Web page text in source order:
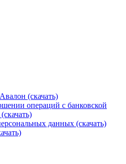
(скачать)
операций с банковской
данных (скачать)